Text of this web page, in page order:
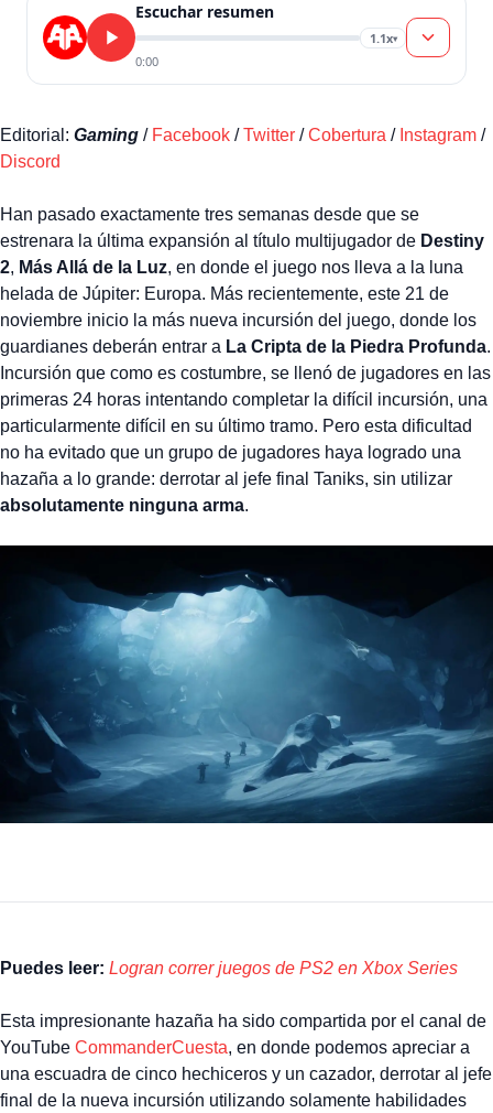
Escuchar resumen
1.1x▾
0:00
Editorial: Gaming / Facebook /Twitter /Cobertura / Instagram /
Discord
Han pasado exactamente tres semanas desde que se
estrenara la última expansión al título multijugador de Destiny
2, Más Allá de la Luz, en donde el juego nos lleva a la luna
helada de Júpiter: Europa. Más recientemente, este 21 de
noviembre inicio la más nueva incursión del juego, donde los
guardianes deberán entrar a La Cripta de la Piedra Profunda.
Incursión que como es costumbre, se llenó de jugadores en las
primeras 24 horas intentando completar la difícil incursión, una
particularmente difícil en su último tramo. Pero esta dificultad
no ha evitado que un grupo de jugadores haya logrado una
hazaña a lo grande: derrotar al jefe final Taniks, sin utilizar
absolutamente ninguna arma.
Puedes leer: Logran correr juegos de PS2 en Xbox Series
Esta impresionante hazaña ha sido compartida por el canal de
YouTube CommanderCuesta, en donde podemos apreciar a
una escuadra de cinco hechiceros y un cazador, derrotar al jefe
final de la nueva incursión utilizando solamente habilidades